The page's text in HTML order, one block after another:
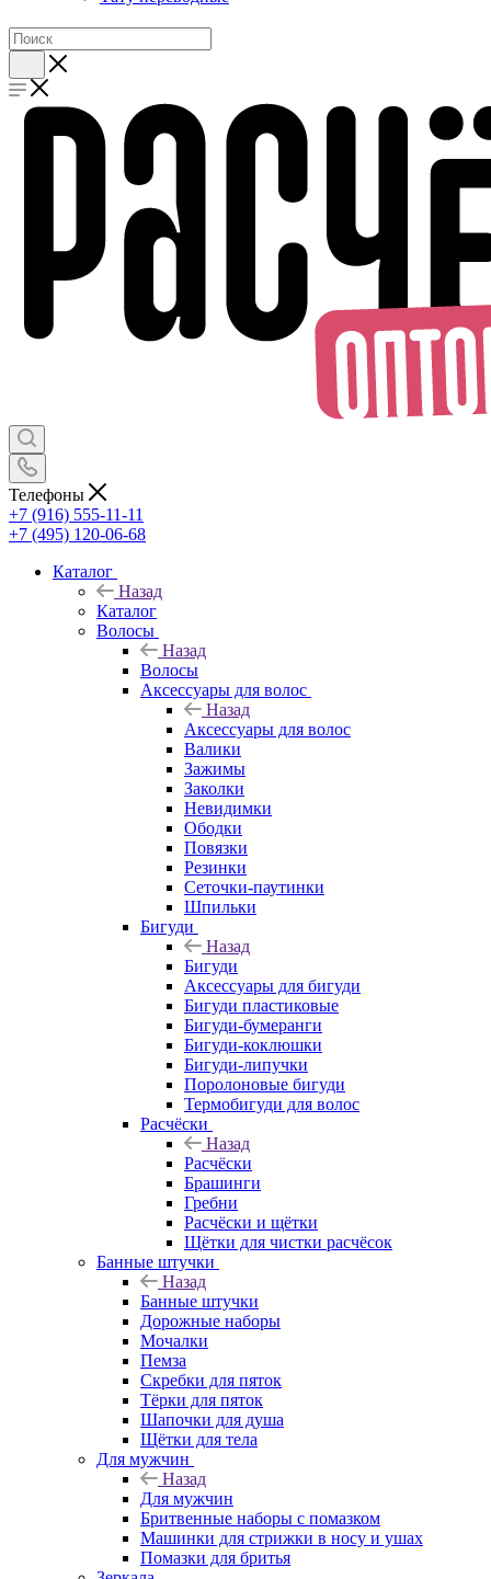
Телефоны
+7 (916) 555-11-11
+7 (495) 120-06-68
Каталог
Назад
Каталог
Волосы
Назад
Волосы
Аксессуары для волос
Назад
Аксессуары для волос
Валики
Зажимы
Заколки
Невидимки
Ободки
Повязки
Резинки
Сеточки-паутинки
Шпильки
Бигуди
Назад
Бигуди
Аксессуары для бигуди
Бигуди пластиковые
Бигуди-бумеранги
Бигуди-коклюшки
Бигуди-липучки
Поролоновые бигуди
Термобигуди для волос
Расчёски
Назад
Расчёски
Брашинги
Гребни
Расчёски и щётки
Щётки для чистки расчёсок
Банные штучки
Назад
Банные штучки
Дорожные наборы
Мочалки
Пемза
Скребки для пяток
Тёрки для пяток
Шапочки для душа
Щётки для тела
Для мужчин
Назад
Для мужчин
Бритвенные наборы с помазком
Машинки для стрижки в носу и ушах
Помазки для бритья